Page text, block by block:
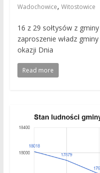
Wadochowice, Witostowice
16 z 29 sołtysów z
zaproszenie władz
okazji Dnia
Read more